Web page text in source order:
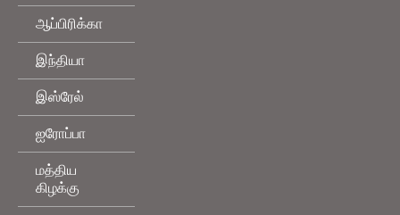
ஆப்பிரிக்கா
இந்தியா
இஸ்ரேல்
ஐரோப்பா
மத்திய
கிழக்கு